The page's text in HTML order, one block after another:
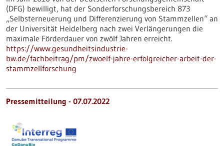
(DFG) bewilligt, hat der Sonderforschungsbereich 873
„Selbsterneuerung und Differenzierung von Stammzellen“ an
der Universität Heidelberg nach zwei Verlängerungen die
maximale Förderdauer von zwölf Jahren erreicht.
https://www.gesundheitsindustrie-
bw.de/fachbeitrag/pm/zwoelf-jahre-erfolgreicher-arbeit-der-
stammzellforschung
Pressemitteilung - 07.07.2022